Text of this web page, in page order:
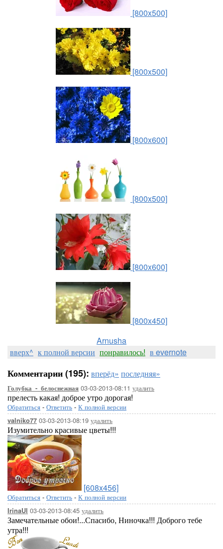
[800x500]
[800x500]
[800x600]
[800x500]
[800x600]
[800x450]
Arnusha
вверх^ к полной версии понравилось! в evernote
Комментарии (195): вперёд» последняя»
Голубка_-_белоснежная 03-03-2013-08:11 удалить
прелесть какая! доброе утро дорогая!
Обратиться - Ответить - К полной версии
valniko77 03-03-2013-08:19 удалить
Изумительно красивые цветы!!!
[608x456]
Обратиться - Ответить - К полной версии
IrinaUl 03-03-2013-08:45 удалить
Замечательные обои!...Спасибо, Ниночка!!! Доброго тебе
утра!!!